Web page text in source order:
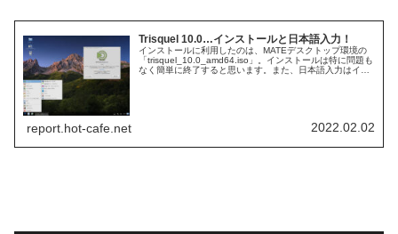
Trisquel 10.0…インストールと日本語入力！
インストールに利用したのは、MATEデスクトップ環境の
「trisquel_10.0_amd64.iso」。インストールは特に問題も
なく簡単に終了すると思います。また、日本語入力はイン
report.hot-cafe.net 2022.02.02